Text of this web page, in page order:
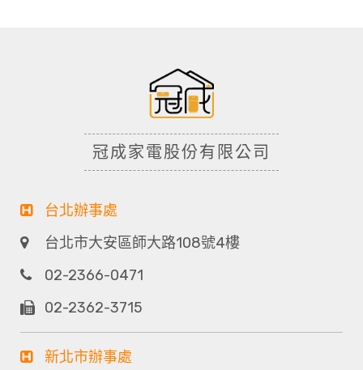
冠成家電股份有限公司
台北辦事處
台北市大安區師大路108號4樓
02-2366-0471
02-2362-3715
新北市辦事處